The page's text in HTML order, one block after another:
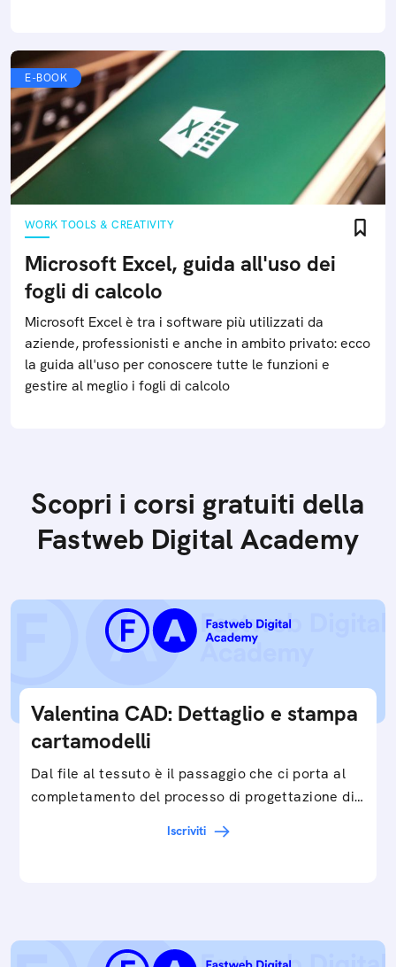
E-BOOK
WORK TOOLS & CREATIVITY
Microsoft Excel, guida all'uso dei
fogli di calcolo
Microsoft Excel è tra i software più utilizzati da
aziende, professionisti e anche in ambito privato: ecco
la guida all'uso per conoscere tutte le funzioni e
gestire al meglio i fogli di calcolo
Scopri i corsi gratuiti della
Fastweb Digital Academy
Valentina CAD: Dettaglio e stampa
cartamodelli
Dal file al tessuto è il passaggio che ci porta al
completamento del processo di progettazione di
Iscriviti